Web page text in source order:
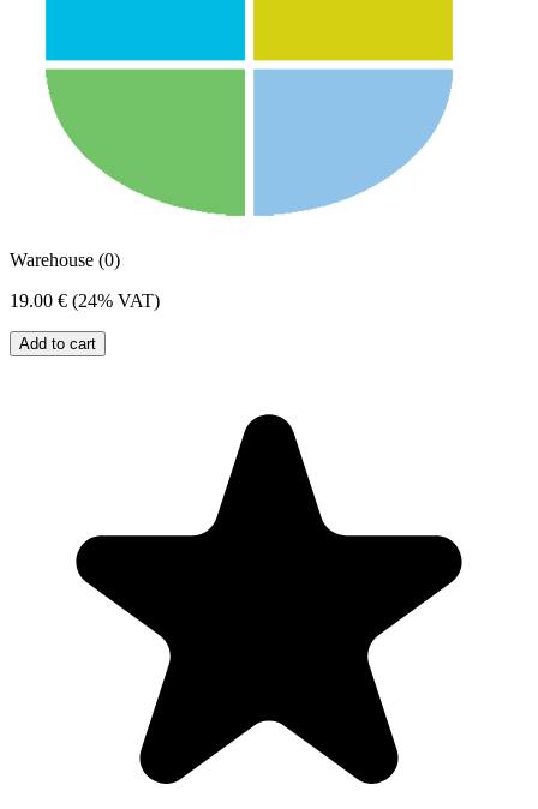
Warehouse (0)
19.00 € (24% VAT)
Add to cart